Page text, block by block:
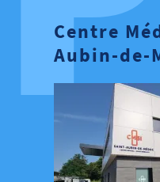
Centre
Aubin-de-